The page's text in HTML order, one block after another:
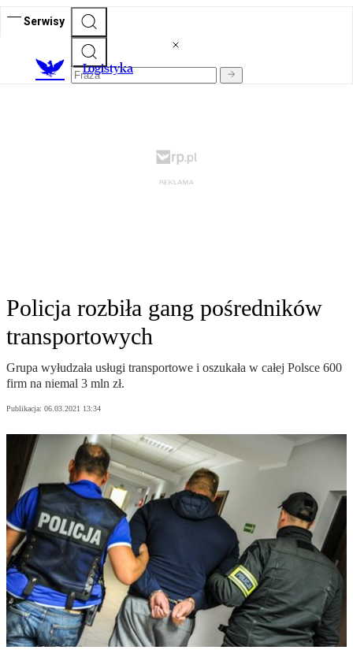
Serwisy
Logistyka
Policja rozbiła gang pośredników
transportowych
Grupa wyłudzała usługi transportowe i oszukała w całej Polsce 600
firm na niemal 3 mln zł.
Publikacja: 06.03.2021 13:34